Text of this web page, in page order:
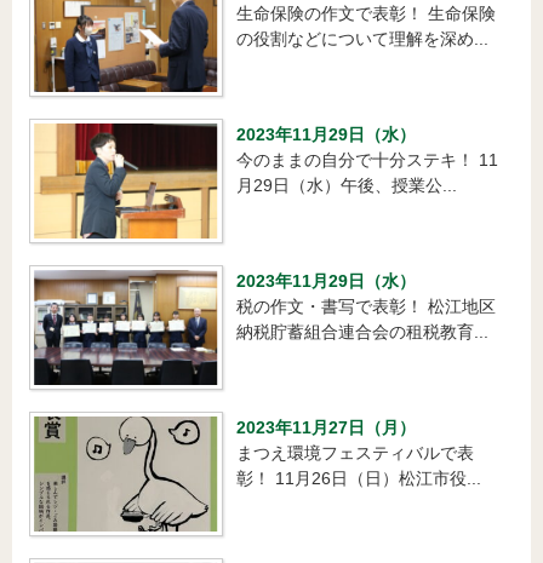
生命保険の作文で表彰！ 生命保険
の役割などについて理解を深め...
2023年11月29日（水）
今のままの自分で十分ステキ！ 11
月29日（水）午後、授業公...
2023年11月29日（水）
税の作文・書写で表彰！ 松江地区
納税貯蓄組合連合会の租税教育...
2023年11月27日（月）
まつえ環境フェスティバルで表
彰！ 11月26日（日）松江市役...